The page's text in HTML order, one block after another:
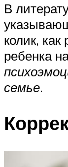
В
колик,
ребенка
семье.